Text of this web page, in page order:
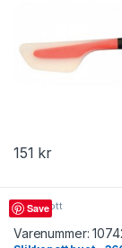
151 kr
Save
Slikkepott
Varenummer: